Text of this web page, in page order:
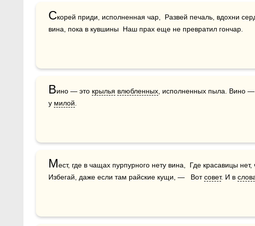
Скорей приди, исполненная чар,  Развей печаль, вдохни
вина, пока в кувшины  Наш прах еще не превратил гончар.
Вино — это крылья влюбленных , исполненных пыла. Вино —
у милой
Мест, где в чащах пурпурного нету вина,  Где красавицы
Избегай, даже если там райские кущи, —   Вот совет. И в